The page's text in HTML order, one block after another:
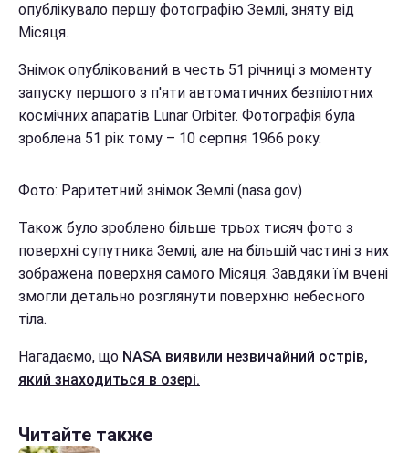
опублікувало першу фотографію Землі, зняту від
Місяця.
Знімок опублікований в честь 51 річниці з моменту
запуску першого з п'яти автоматичних безпілотних
космічних апаратів Lunar Orbiter. Фотографія була
зроблена 51 рік тому – 10 серпня 1966 року.
Фото: Раритетний знімок Землі (nasa.gov)
Також було зроблено більше трьох тисяч фото з
поверхні супутника Землі, але на більшій частині з них
зображена поверхня самого Місяця. Завдяки їм вчені
змогли детально розглянути поверхню небесного
тіла.
Нагадаємо, що NASA виявили незвичайний острів,
який знаходиться в озері.
Читайте также